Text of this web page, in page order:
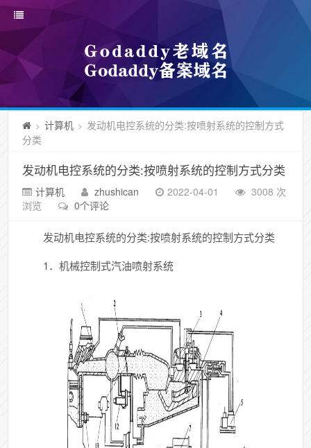
> 计算机 > 发动机电控系统的分类:按喷射系统的控制方式
分类
发动机电控系统的分类:按喷射系统的控制方式分类
计算机 zhushican 2022-04-01
3008 次
浏览
0个评论
发动机电控系统的分类:按喷射系统的控制方式分类
1．机械控制式汽油喷射系统